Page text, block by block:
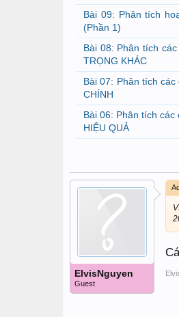
Bài 09: Phân tích
(Phần 1)
Bài 08: Phân tích
TRỌNG KHÁC
Bài 07: Phân tích
CHÍNH
Bài 06: Phân tích
HIỆU QUẢ
ElvisNguyen
Guest